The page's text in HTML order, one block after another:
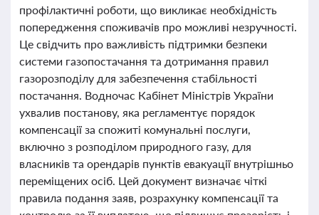
профілактичні роботи, що викликає необхідність
попередження споживачів про можливі незручності.
Це свідчить про важливість підтримки безпеки
системи газопостачання та дотримання правил
газорозподілу для забезпечення стабільності
постачання. Водночас Кабінет Міністрів України
ухвалив постанову, яка регламентує порядок
компенсації за спожиті комунальні послуги,
включно з розподілом природного газу, для
власників та орендарів пунктів евакуації внутрішньо
переміщених осіб. Цей документ визначає чіткі
правила подання заяв, розрахунку компенсації та